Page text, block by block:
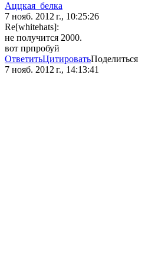
Аццкая_белка
7 нояб. 2012 г., 10:25:26
Re[whitehats]:
не получится 2000.
вот прпробуй
ОтветитьЦитироватьПоделиться
7 нояб. 2012 г., 14:13:41